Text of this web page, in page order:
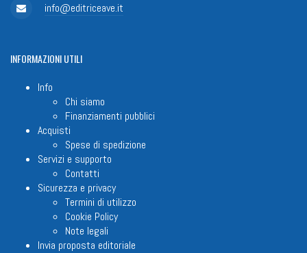
info@editriceave.it
INFORMAZIONIUTILI
Info
Chi siamo
Finanziamenti pubblici
Acquisti
Spese di spedizione
Servizi e supporto
Contatti
Sicurezza e privacy
Termini di utilizzo
Cookie Policy
Note legali
Invia proposta editoriale